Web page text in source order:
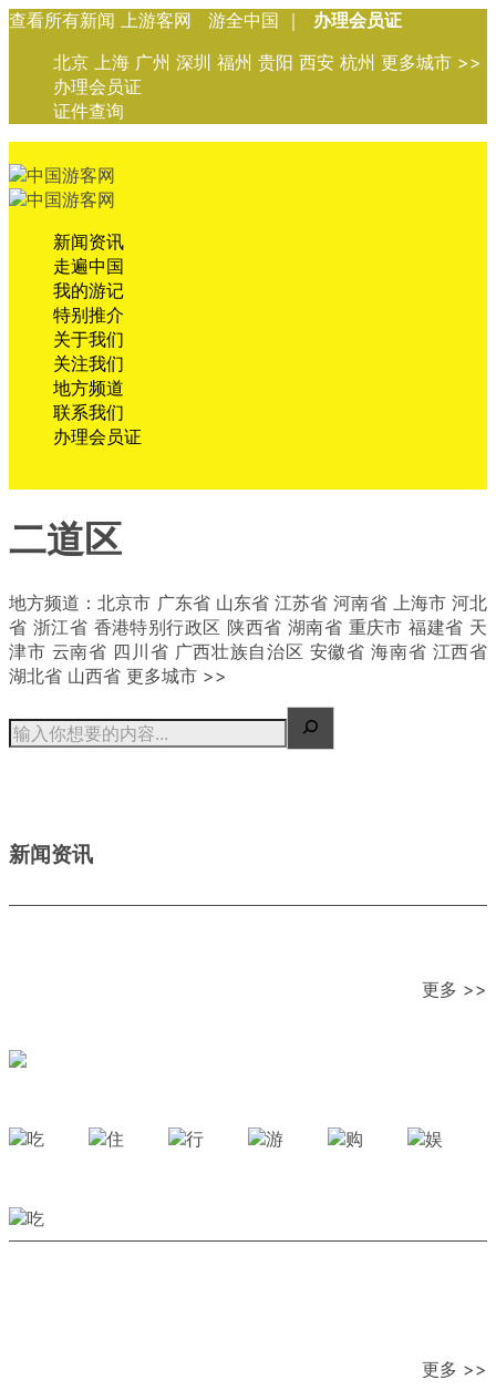
查看所有新闻 上游客网 游全中国 ｜
办理会员证
北京 上海 广州 深圳 福州 贵阳 西安 杭州 更多城市 >>
办理会员证
证件查询
新闻资讯
走遍中国
我的游记
特别推介
关于我们
关注我们
地方频道
联系我们
办理会员证
二道区
地方频道：北京市 广东省 山东省 江苏省 河南省 上海市 河北
省 浙江省 香港特别行政区 陕西省 湖南省 重庆市 福建省 天
津市 云南省 四川省 广西壮族自治区 安徽省 海南省 江西省
湖北省 山西省 更多城市 >>
新闻资讯
更多 >>
更多 >>